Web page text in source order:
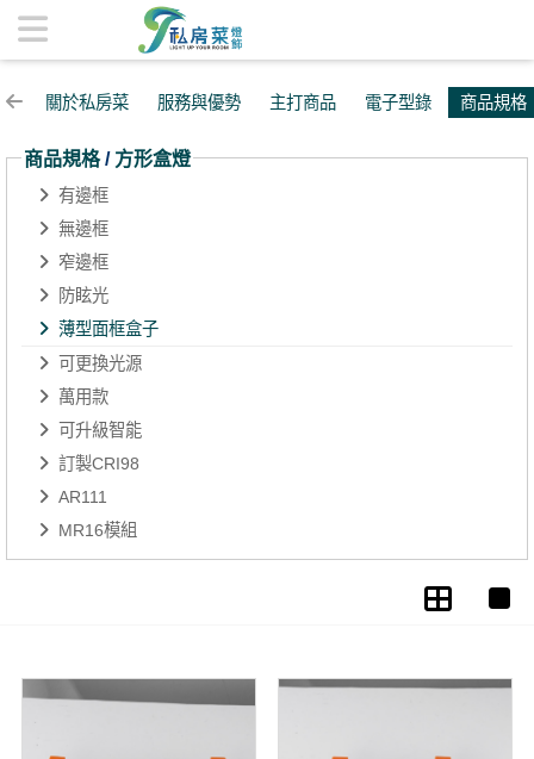
薄型面框盒子 | 私房菜精品燈飾
關於私房菜 服務與優勢 主打商品 電子型錄 商品規格
商品規格/ 方形盒燈
有邊框
無邊框
窄邊框
防眩光
薄型面框盒子
可更換光源
萬用款
可升級智能
訂製CRI98
AR111
MR16模組